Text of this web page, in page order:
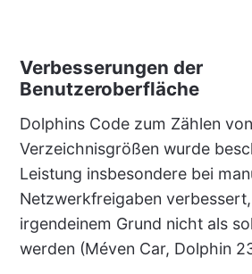
Verbesserungen der
Benutzeroberfläche
Dolphins Code zum Zählen von
Verzeichnisgrößen wurde
Leistung insbesondere bei
Netzwerkfreigaben
irgendeinem Grund nicht als
werden (Méven Car, Dolphin